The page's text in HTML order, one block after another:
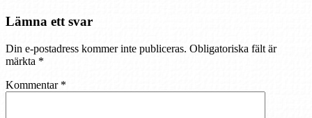
Lämna ett svar
Din e-postadress kommer inte publiceras. Obligatoriska fält är
märkta *
Kommentar *